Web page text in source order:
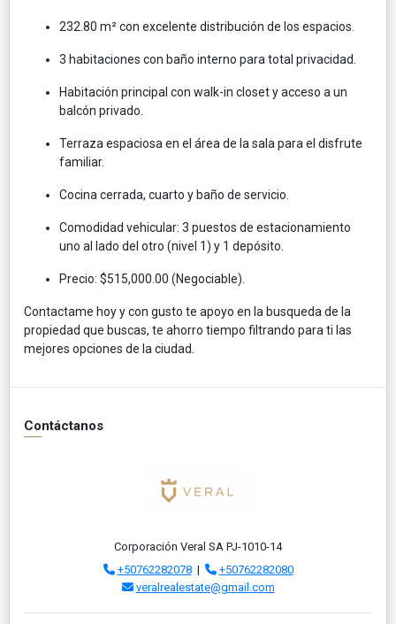
232.80 m² con excelente distribución de los espacios.
3 habitaciones con baño interno para total privacidad.
Habitación principal con walk-in closet y acceso a un
balcón privado.
Terraza espaciosa en el área de la sala para el disfrute
familiar.
Cocina cerrada, cuarto y baño de servicio.
Comodidad vehicular: 3 puestos de estacionamiento
uno al lado del otro (nivel 1) y 1 depósito.
Precio: $515,000.00 (Negociable).
Contactame hoy y con gusto te apoyo en la busqueda de la
propiedad que buscas, te ahorro tiempo filtrando para ti las
mejores opciones de la ciudad.
Contáctanos
Corporación Veral SA PJ-1010-14
+50762282078|
+50762282080
veralrealestate@gmail.com